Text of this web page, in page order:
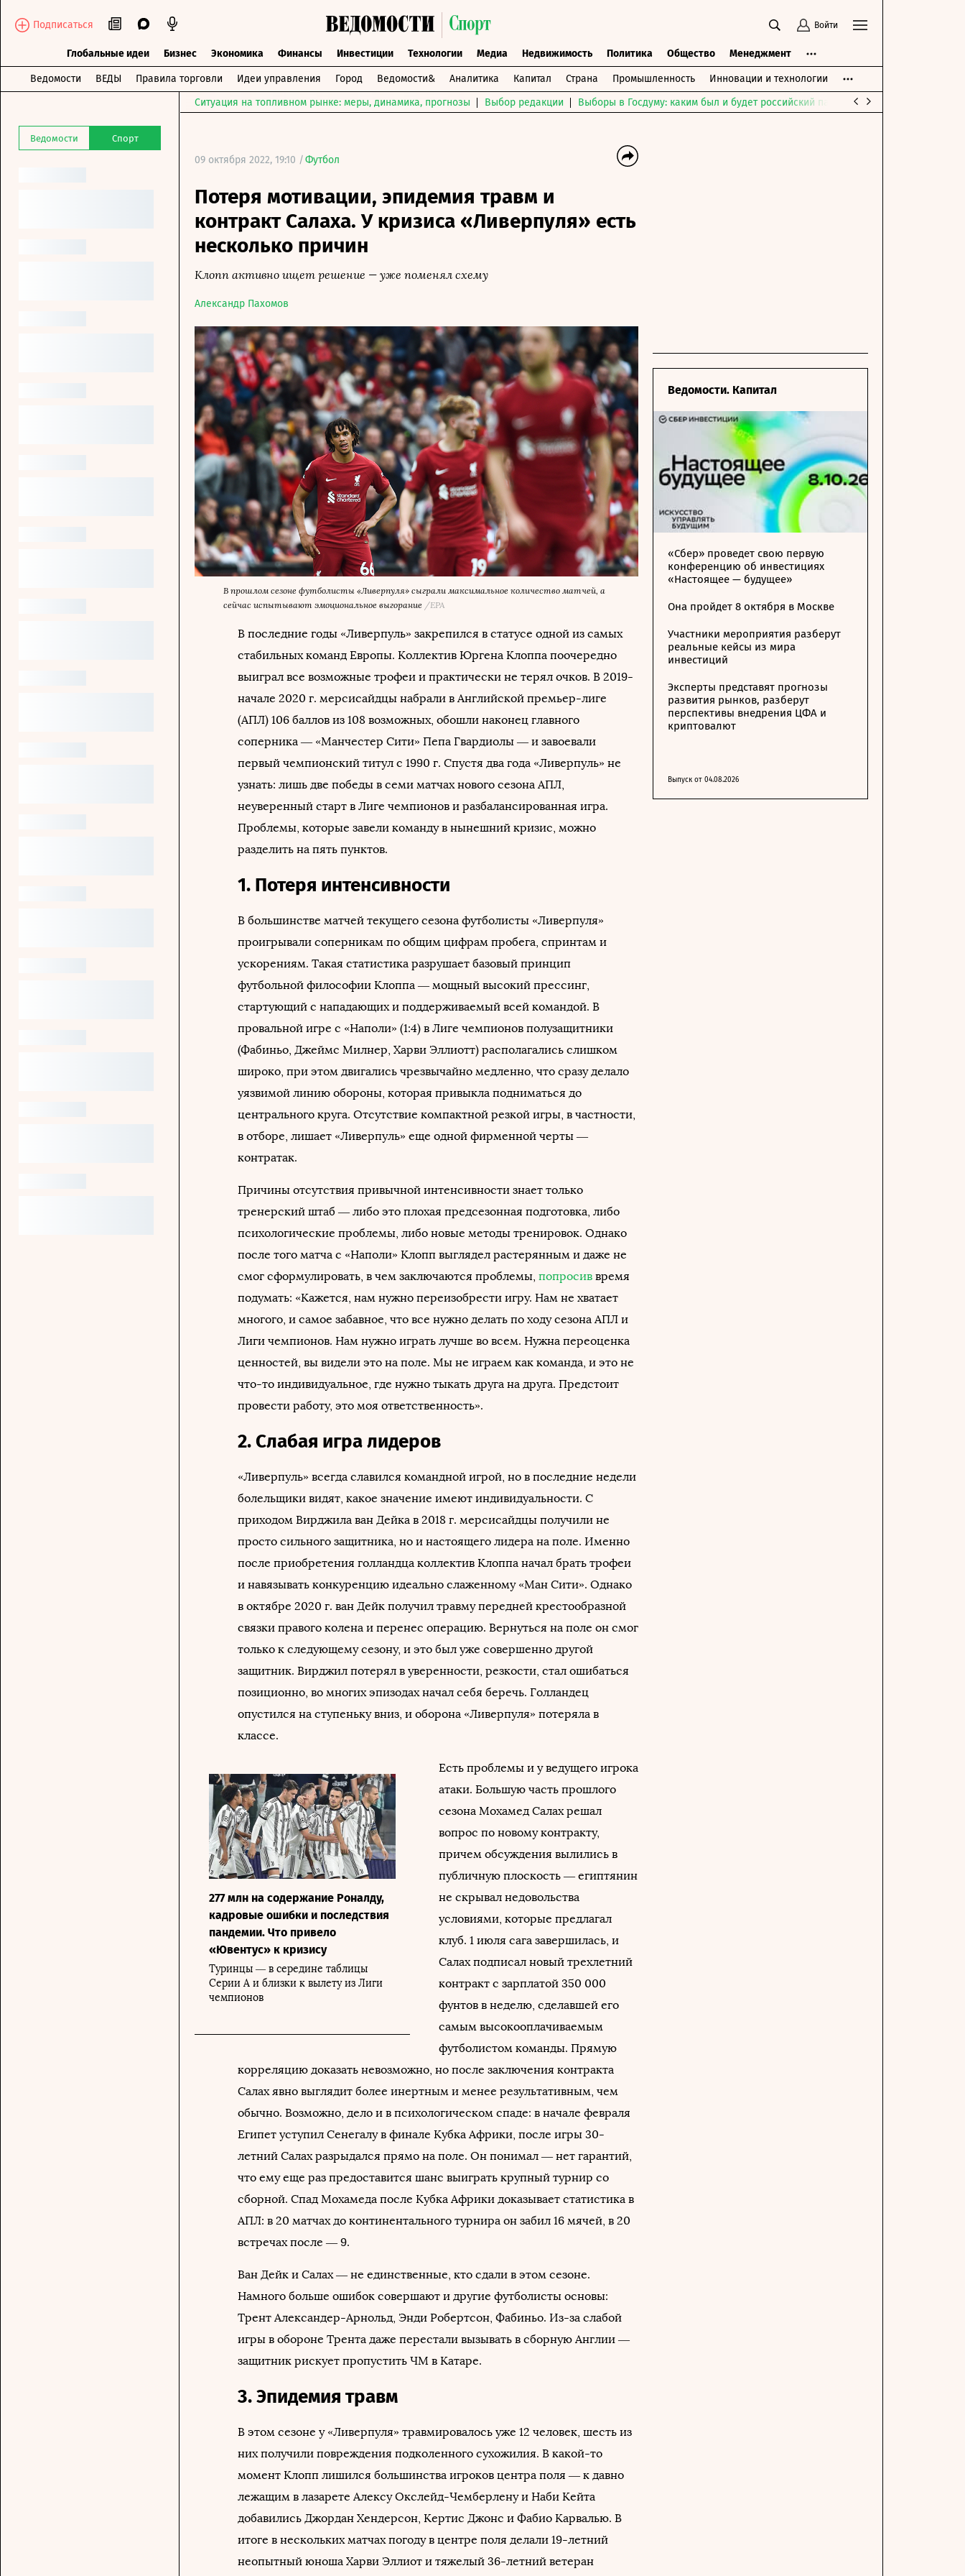
Подписаться Войти
Глобальные идеи Бизнес Экономика Финансы Инвестиции Технологии Медиа Недвижимость Политика Общество Менеджмент
Ведомости ВЕДЫ Правила торговли Идеи управления Город Ведомости& Аналитика Капитал Страна Промышленность Инновации и технологии
Ведомости Спорт
Ситуация на топливном рынке: меры, динамика, прогнозы Выбор редакции Выборы в Госдуму: каким был и будет российский парламент
09 октября 2022, 19:10 /Футбол
Потеря мотивации, эпидемия травм и
контракт Салаха. У кризиса «Ливерпуля» есть
несколько причин
Клопп активно ищет решение — уже поменял схему
Александр Пахомов
В прошлом сезоне футболисты «Ливерпуля» сыграли максимальное количество матчей, а
сейчас испытывают эмоциональное выгорание /EPA
В последние годы «Ливерпуль» закрепился в статусе одной из самых
стабильных команд Европы. Коллектив Юргена Клоппа поочередно
выиграл все возможные трофеи и практически не терял очков. В 2019-
начале 2020 г. мерсисайдцы набрали в Английской премьер-лиге
(АПЛ) 106 баллов из 108 возможных, обошли наконец главного
соперника — «Манчестер Сити» Пепа Гвардиолы — и завоевали
первый чемпионский титул с 1990 г. Спустя два года «Ливерпуль» не
узнать: лишь две победы в семи матчах нового сезона АПЛ,
неуверенный старт в Лиге чемпионов и разбалансированная игра.
Проблемы, которые завели команду в нынешний кризис, можно
разделить на пять пунктов.
1. Потеря интенсивности
В большинстве матчей текущего сезона футболисты «Ливерпуля»
проигрывали соперникам по общим цифрам пробега, спринтам и
ускорениям. Такая статистика разрушает базовый принцип
футбольной философии Клоппа — мощный высокий прессинг,
стартующий с нападающих и поддерживаемый всей командой. В
провальной игре с «Наполи» (1:4) в Лиге чемпионов полузащитники
(Фабиньо, Джеймс Милнер, Харви Эллиотт) располагались слишком
широко, при этом двигались чрезвычайно медленно, что сразу делало
уязвимой линию обороны, которая привыкла подниматься до
центрального круга. Отсутствие компактной резкой игры, в частности,
в отборе, лишает «Ливерпуль» еще одной фирменной черты —
контратак.
Причины отсутствия привычной интенсивности знает только
тренерский штаб — либо это плохая предсезонная подготовка, либо
психологические проблемы, либо новые методы тренировок. Однако
после того матча с «Наполи» Клопп выглядел растерянным и даже не
смог сформулировать, в чем заключаются проблемы, попросив время
подумать: «Кажется, нам нужно переизобрести игру. Нам не хватает
многого, и самое забавное, что все нужно делать по ходу сезона АПЛ и
Лиги чемпионов. Нам нужно играть лучше во всем. Нужна переоценка
ценностей, вы видели это на поле. Мы не играем как команда, и это не
что-то индивидуальное, где нужно тыкать друга на друга. Предстоит
провести работу, это моя ответственность».
2. Слабая игра лидеров
«Ливерпуль» всегда славился командной игрой, но в последние недели
болельщики видят, какое значение имеют индивидуальности. С
приходом Вирджила ван Дейка в 2018 г. мерсисайдцы получили не
просто сильного защитника, но и настоящего лидера на поле. Именно
после приобретения голландца коллектив Клоппа начал брать трофеи
и навязывать конкуренцию идеально слаженному «Ман Сити». Однако
в октябре 2020 г. ван Дейк получил травму передней крестообразной
связки правого колена и перенес операцию. Вернуться на поле он смог
только к следующему сезону, и это был уже совершенно другой
защитник. Вирджил потерял в уверенности, резкости, стал ошибаться
позиционно, во многих эпизодах начал себя беречь. Голландец
опустился на ступеньку вниз, и оборона «Ливерпуля» потеряла в
классе.
277 млн на содержание Роналду,
кадровые ошибки и последствия
пандемии. Что привело
«Ювентус» к кризису
Туринцы — в середине таблицы
Серии А и близки к вылету из Лиги
чемпионов
Есть проблемы и у ведущего игрока
атаки. Большую часть прошлого
сезона Мохамед Салах решал
вопрос по новому контракту,
причем обсуждения вылились в
публичную плоскость — египтянин
не скрывал недовольства
условиями, которые предлагал
клуб. 1 июля сага завершилась, и
Салах подписал новый трехлетний
контракт с зарплатой 350 000
фунтов в неделю, сделавшей его
самым высокооплачиваемым
футболистом команды. Прямую
корреляцию доказать невозможно, но после заключения контракта
Салах явно выглядит более инертным и менее результативным, чем
обычно. Возможно, дело и в психологическом спаде: в начале февраля
Египет уступил Сенегалу в финале Кубка Африки, после игры 30-
летний Салах разрыдался прямо на поле. Он понимал — нет гарантий,
что ему еще раз предоставится шанс выиграть крупный турнир со
сборной. Cпад Мохамеда после Кубка Африки доказывает статистика в
АПЛ: в 20 матчах до континентального турнира он забил 16 мячей, в 20
встречах после — 9.
Ван Дейк и Салах — не единственные, кто сдали в этом сезоне.
Намного больше ошибок совершают и другие футболисты основы:
Трент Александер-Арнольд, Энди Робертсон, Фабиньо. Из-за слабой
игры в обороне Трента даже перестали вызывать в сборную Англии —
защитник рискует пропустить ЧМ в Катаре.
3. Эпидемия травм
В этом сезоне у «Ливерпуля» травмировалось уже 12 человек, шесть из
них получили повреждения подколенного сухожилия. В какой-то
момент Клопп лишился большинства игроков центра поля — к давно
лежащим в лазарете Алексу Окслейд-Чемберлену и Наби Кейта
добавились Джордан Хендерсон, Кертис Джонс и Фабио Карвалью. В
итоге в нескольких матчах погоду в центре поля делали 19-летний
неопытный юноша Харви Эллиот и тяжелый 36-летний ветеран
Ведомости. Капитал
«Сбер» проведет свою первую
конференцию об инвестициях
«Настоящее — будущее»
Она пройдет 8 октября в Москве
Участники мероприятия разберут
реальные кейсы из мира
инвестиций
Эксперты представят прогнозы
развития рынков, разберут
перспективы внедрения ЦФА и
криптовалют
Выпуск от 04.08.2026